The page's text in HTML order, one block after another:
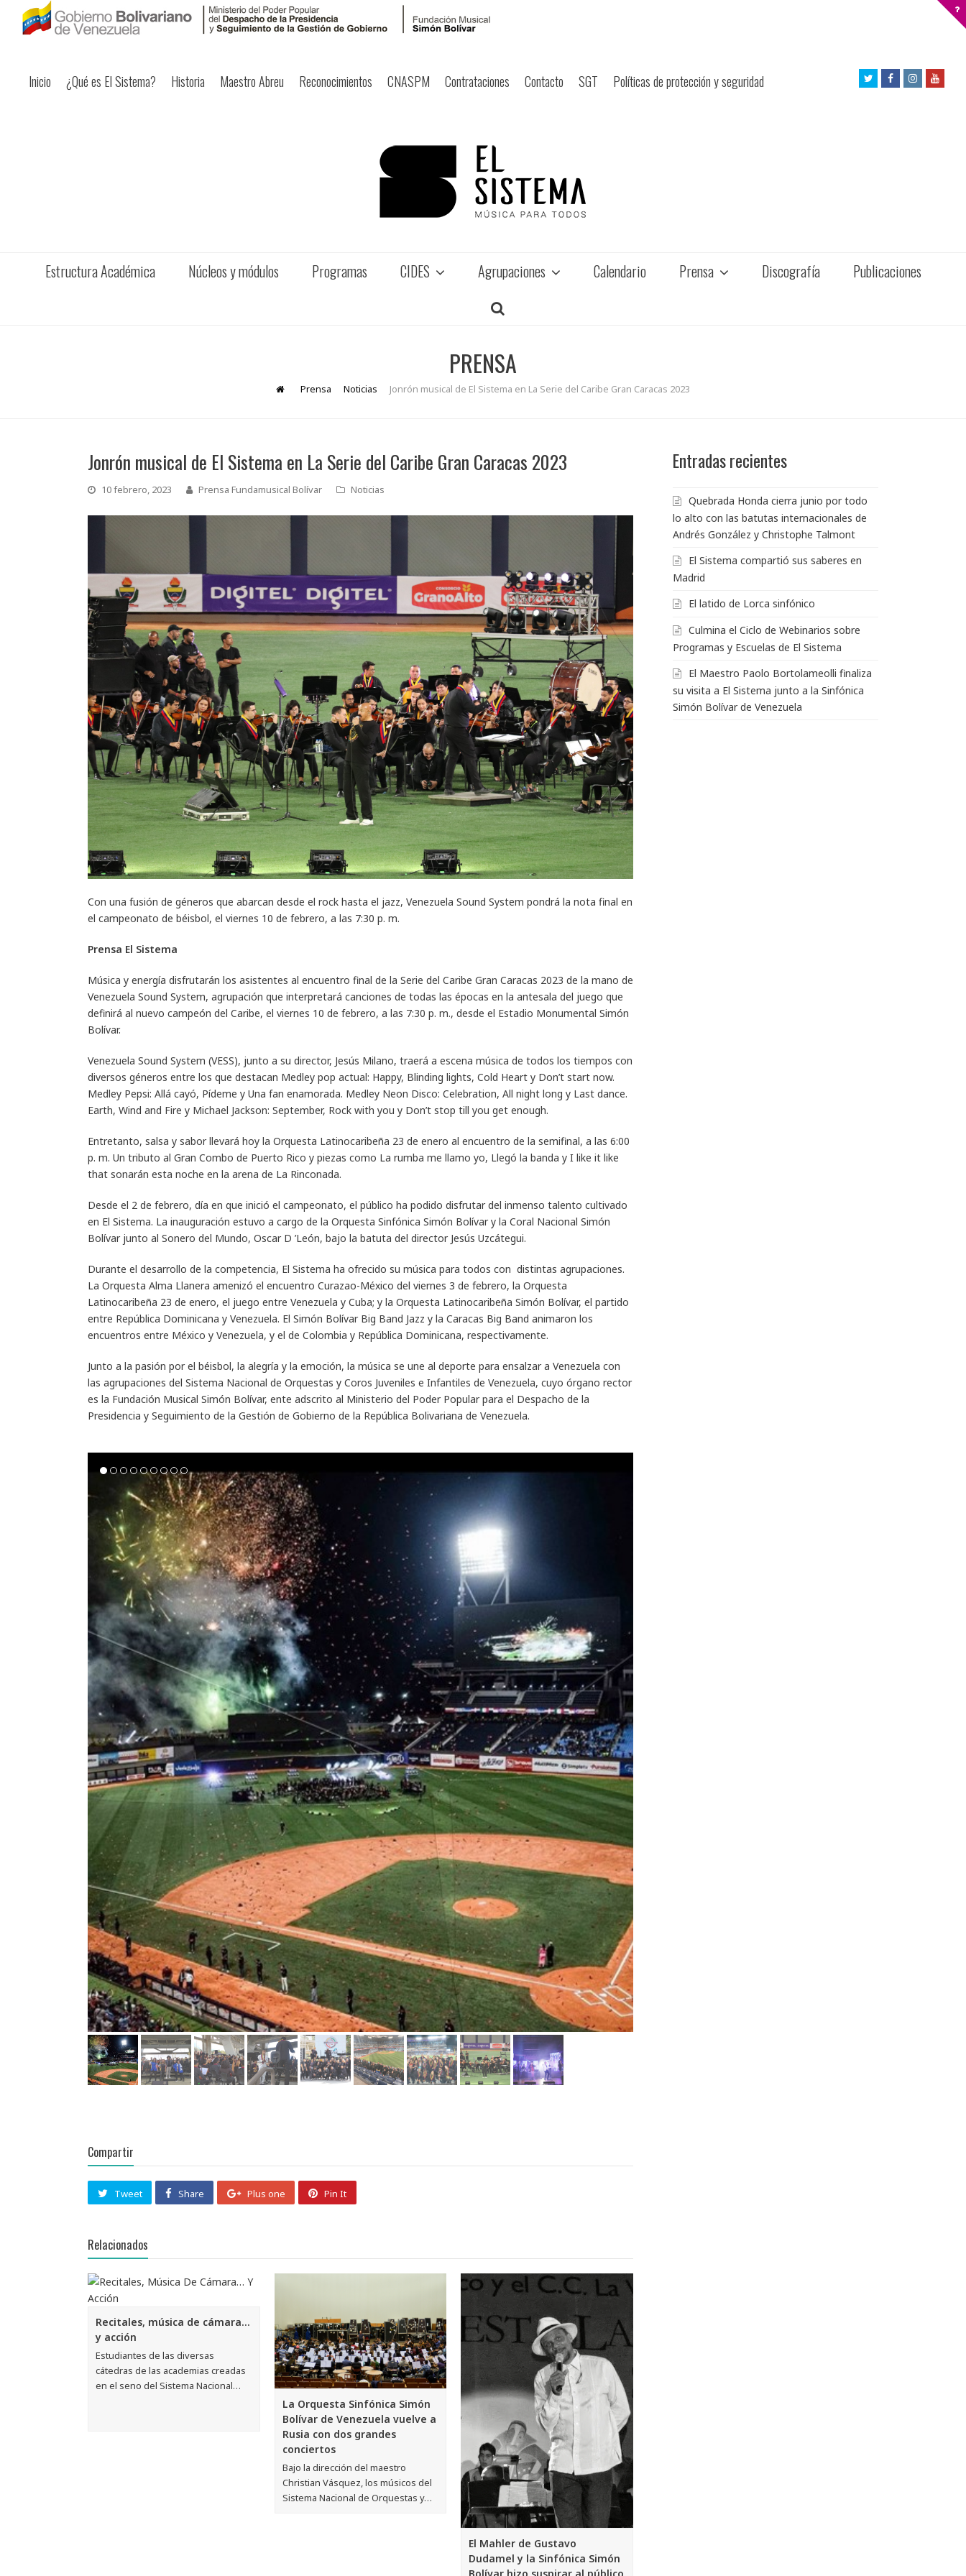
Inicio ¿Qué es El Sistema? Historia Maestro Abreu Reconocimientos CNASPM Contrataciones Contacto SGT Políticas de protección y seguridad
TwitterFacebookInstagram
Estructura Académica Núcleos y módulos Programas CIDES Agrupaciones Calendario Prensa Discografía Publicaciones
PRENSA
Prensa Noticias Jonrón musical de El Sistema en La Serie del Caribe Gran Caracas 2023
Jonrón musical de El Sistema en La Serie del Caribe Gran Caracas 2023
10 febrero, 2023 Prensa Fundamusical Bolívar Noticias
Con una fusión de géneros que abarcan desde el rock hasta el jazz, Venezuela Sound System pondrá la nota final en
el campeonato de béisbol, el viernes 10 de febrero, a las 7:30 p. m.
Prensa El Sistema
Música y energía disfrutarán los asistentes al encuentro final de la Serie del Caribe Gran Caracas 2023 de la mano de
Venezuela Sound System, agrupación que interpretará canciones de todas las épocas en la antesala del juego que
definirá al nuevo campeón del Caribe, el viernes 10 de febrero, a las 7:30 p. m., desde el Estadio Monumental Simón
Bolívar.
Venezuela Sound System (VESS), junto a su director, Jesús Milano, traerá a escena música de todos los tiempos con
diversos géneros entre los que destacan Medley pop actual: Happy, Blinding lights, Cold Heart y Don’t start now.
Medley Pepsi: Allá cayó, Pídeme y Una fan enamorada. Medley Neon Disco: Celebration, All night long y Last dance.
Earth, Wind and Fire y Michael Jackson: September, Rock with you y Don’t stop till you get enough.
Entretanto, salsa y sabor llevará hoy la Orquesta Latinocaribeña 23 de enero al encuentro de la semifinal, a las 6:00
p. m. Un tributo al Gran Combo de Puerto Rico y piezas como La rumba me llamo yo, Llegó la banda y I like it like
that sonarán esta noche en la arena de La Rinconada.
Desde el 2 de febrero, día en que inició el campeonato, el público ha podido disfrutar del inmenso talento cultivado
en El Sistema. La inauguración estuvo a cargo de la Orquesta Sinfónica Simón Bolívar y la Coral Nacional Simón
Bolívar junto al Sonero del Mundo, Oscar D ’León, bajo la batuta del director Jesús Uzcátegui.
Durante el desarrollo de la competencia, El Sistema ha ofrecido su música para todos con distintas agrupaciones.
La Orquesta Alma Llanera amenizó el encuentro Curazao-México del viernes 3 de febrero, la Orquesta
Latinocaribeña 23 de enero, el juego entre Venezuela y Cuba; y la Orquesta Latinocaribeña Simón Bolívar, el partido
entre República Dominicana y Venezuela. El Simón Bolívar Big Band Jazz y la Caracas Big Band animaron los
encuentros entre México y Venezuela, y el de Colombia y República Dominicana, respectivamente.
Junto a la pasión por el béisbol, la alegría y la emoción, la música se une al deporte para ensalzar a Venezuela con
las agrupaciones del Sistema Nacional de Orquestas y Coros Juveniles e Infantiles de Venezuela, cuyo órgano rector
es la Fundación Musical Simón Bolívar, ente adscrito al Ministerio del Poder Popular para el Despacho de la
Presidencia y Seguimiento de la Gestión de Gobierno de la República Bolivariana de Venezuela.
Compartir
Tweet Share Plus one Pin It
Relacionados
Recitales, música de cámara…
y acción
Estudiantes de las diversas
cátedras de las academias creadas
Rusia con dos grandes
Sistema Nacional de Orquestas y…
El Mahler de Gustavo
Dudamel y la Sinfónica Simón
Bolívar hizo suspirar al público
bogotano
La Novena Sinfonía de Gustav
Mahler erizó la piel de muchos de
los espectadores que…
Entradas recientes
Quebrada Honda cierra junio por todo
lo alto con las batutas internacionales de
Andrés González y Christophe Talmont
El Sistema compartió sus saberes en
Madrid
El latido de Lorca sinfónico
Culmina el Ciclo de Webinarios sobre
Programas y Escuelas de El Sistema
El Maestro Paolo Bortolameolli finaliza
su visita a El Sistema junto a la Sinfónica
Simón Bolívar de Venezuela
El Sistema celebra 48º aniversario con una amplia programación